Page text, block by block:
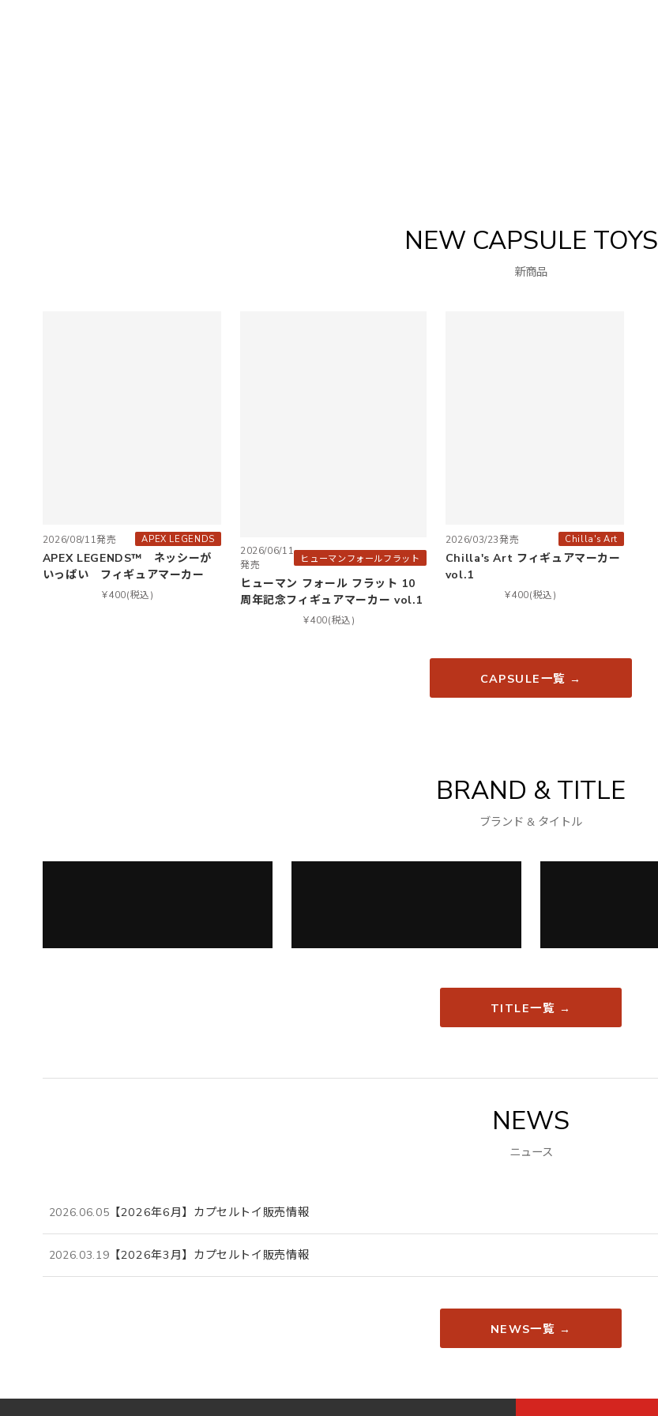
NEW CAPSULE TOYS
新商品
2026/08/11発売 APEX LEGENDS
APEX LEGENDS™ ネッシーが
いっぱい フィギュアマーカー
¥400(税込)
2026/06/11
発売
ヒューマンフォールフラット
ヒューマン フォール フラット 10
周年記念フィギュアマーカー vol.1
¥400(税込)
2026/03/23発売 Chilla's Art
Chilla's Art フィギュアマーカー
vol.1
¥400(税込)
CAPSULE一覧 →
BRAND & TITLE
ブランド & タイトル
TITLE一覧 →
NEWS
ニュース
2026.06.05 【2026年6月】カプセルトイ販売情報
2026.03.19 【2026年3月】カプセルトイ販売情報
NEWS一覧 →